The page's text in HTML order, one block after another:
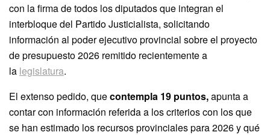
con la firma de todos los diputados que integran el
interbloque del Partido Justicialista, solicitando
información al poder ejecutivo provincial sobre el proyecto
de presupuesto 2026 remitido recientemente a
la legislatura.
El extenso pedido, quecontempla 19 puntos,apunta a
contar con información referida a los criterios con los que
se han estimado los recursos provinciales para 2026 y qué